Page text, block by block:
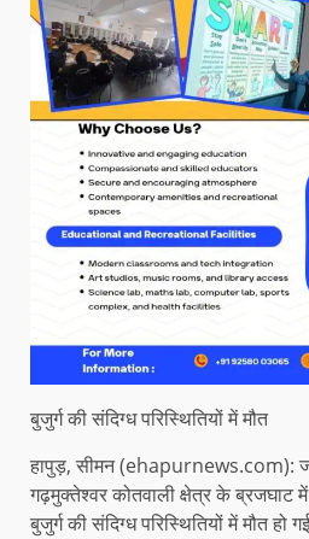
बुजुर्ग की संदिग्ध परिस्थितियों में मौत
हापुड़, सीमन (ehapurnews.com):
गढ़मुक्तेश्वर कोतवाली क्षेत्र के ब्रजघाट
बुजुर्ग की संदिग्ध परिस्थितियों में मौत